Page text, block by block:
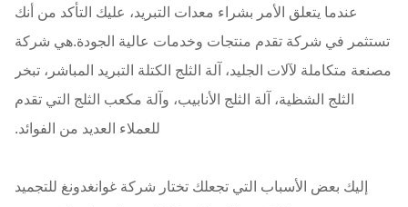
عندما يتعلق الأمر بشراء معدات التبريد، عليك التأكد من أنك
تستثمر في شركة تقدم منتجات وخدمات عالية الجودة.هي شركة
مصنعة متكاملة لآلات الجليد، آلة الثلج الكتلة التبريد المباشر، تبخر
الثلج الشظية، آلة الثلج الأنابيب، وآلة مكعب الثلج التي تقدم
للعملاء العديد من الفوائد.
إليك بعض الأسباب التي تجعلك تختار شركة غوانغدونغ للتجميد